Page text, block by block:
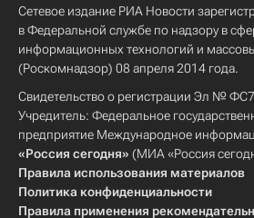
Сетевое издание РИА Новости
в Федеральной службе по надзору в
информационных технологий и
(Роскомнадзор) 08 апреля 2014 года.
Свидетельство о регистрации Эл №
Учредитель: Федеральное
предприятие Международное
«Россия сегодня» (МИА «Россия
Правила использования материалов
Политика конфиденциальности
Правила применения